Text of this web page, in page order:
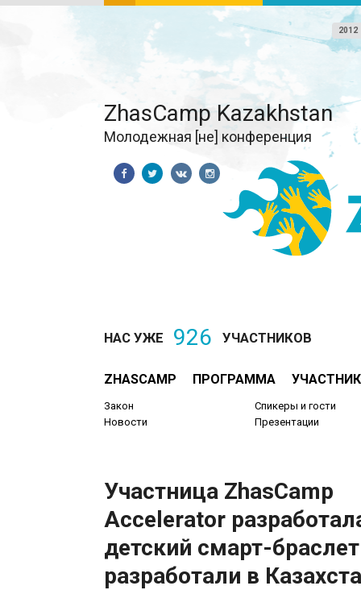
2012
ZhasCamp Kazakhstan
Молодежная [не] конференция
НАС УЖЕ 926 УЧАСТНИКОВ
ZHASCAMP ПРОГРАММА
Закон
Новости
Спикеры и гости
Презентации
Участница ZhasCamp
Accelerator
детский смарт-браслет
разработали в